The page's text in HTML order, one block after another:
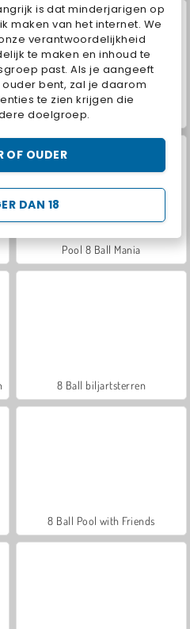
is dat minderjarigen op
maken van het internet. We
verantwoordelijkheid
te maken en inhoud te
past. Als je aangeeft
bent, zal je daarom
te zien krijgen die
doelgroep.
DAN 18
OF OUDER
World War 2 Shooter
Pool 8 Ball Mania
8 Ball biljartsterren
8 Ball Pool with Friends